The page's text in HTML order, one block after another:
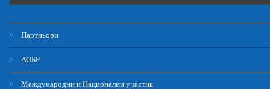
Партньори
АОБР
Международни и Национални участия